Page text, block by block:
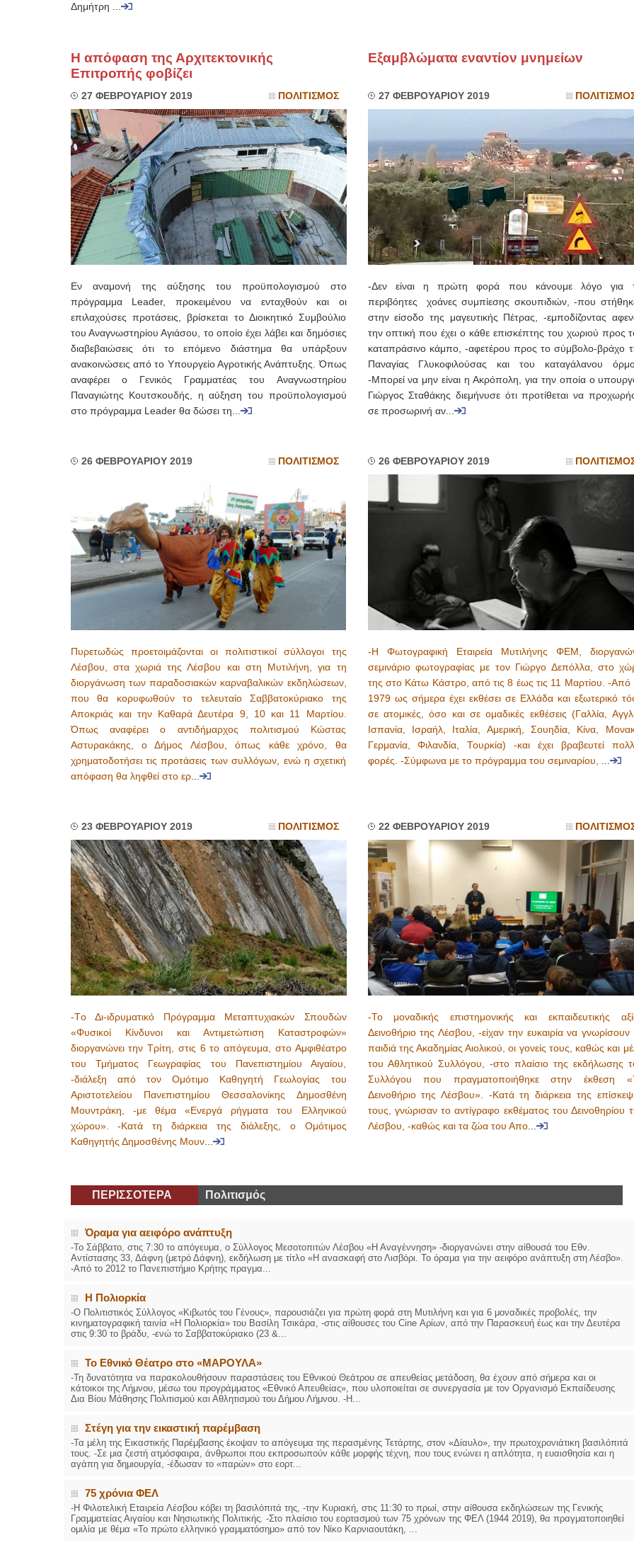
Δημήτρη ...
Η απόφαση της Αρχιτεκτονικής
Επιτροπής φοβίζει
27 ΦΕΒΡΟΥΑΡΙΟΥ 2019 ΠΟΛΙΤΙΣΜΟΣ
Εν αναμονή της αύξησης του προϋπολογισμού στο
πρόγραμμα Leader, προκειμένου να ενταχθούν και οι
επιλαχούσες προτάσεις, βρίσκεται το Διοικητικό Συμβούλιο
του Αναγνωστηρίου Αγιάσου, το οποίο έχει λάβει και δημόσιες
διαβεβαιώσεις ότι το επόμενο διάστημα θα υπάρξουν
ανακοινώσεις από το Υπουργείο Αγροτικής Ανάπτυξης. Όπως
αναφέρει ο Γενικός Γραμματέας του Αναγνωστηρίου
Παναγιώτης Κουτσκουδής, η αύξηση του προϋπολογισμού
στο πρόγραμμα Leader θα δώσει τη...
Εξαμβλώματα εναντίον μνημείων
27 ΦΕΒΡΟΥΑΡΙΟΥ 2019
-Δεν είναι η πρώτη φορά που κάνουμε λόγο για
περιβόητες χοάνες συμπίεσης σκουπιδιών, -που
στην είσοδο της μαγευτικής Πέτρας, -εμποδίζοντας
την οπτική που έχει ο κάθε επισκέπτης του χωριού προς
καταπράσινο κάμπο, -αφετέρου προς το σύμβολο-βράχο
Παναγίας Γλυκοφιλούσας και του καταγάλανου
-Μπορεί να μην είναι η Ακρόπολη, για την οποία ο
Γιώργος Σταθάκης διεμήνυσε ότι προτίθεται να
σε προσωρινή αν...
26 ΦΕΒΡΟΥΑΡΙΟΥ 2019 ΠΟΛΙΤΙΣΜΟΣ
Πυρετωδώς προετοιμάζονται οι πολιτιστικοί σύλλογοι της
Λέσβου, στα χωριά της Λέσβου και στη Μυτιλήνη, για τη
διοργάνωση των παραδοσιακών καρναβαλικών εκδηλώσεων,
που θα κορυφωθούν το τελευταίο Σαββατοκύριακο της
Αποκριάς και την Καθαρά Δευτέρα 9, 10 και 11 Μαρτίου.
Όπως αναφέρει ο αντιδήμαρχος πολιτισμού Κώστας
Αστυρακάκης, ο Δήμος Λέσβου, όπως κάθε χρόνο, θα
χρηματοδοτήσει τις προτάσεις των συλλόγων, ενώ η σχετική
απόφαση θα ληφθεί στο ερ...
26 ΦΕΒΡΟΥΑΡΙΟΥ 2019
-Η Φωτογραφική Εταιρεία Μυτιλήνης ΦΕΜ,
σεμινάριο φωτογραφίας με τον Γιώργο Δεπόλλα, στο
της στο Κάτω Κάστρο, από τις 8 έως τις 11 Μαρτίου. -Από
1979 ως σήμερα έχει εκθέσει σε Ελλάδα και εξωτερικό
σε ατομικές, όσο και σε ομαδικές εκθέσεις (Γαλλία,
Ισπανία, Ισραήλ, Ιταλία, Αμερική, Σουηδία, Κίνα,
Γερμανία, Φιλανδία, Τουρκία) -και έχει βραβευτεί
φορές. -Σύμφωνα με το πρόγραμμα του σεμιναρίου, ...
23 ΦΕΒΡΟΥΑΡΙΟΥ 2019 ΠΟΛΙΤΙΣΜΟΣ
-Tο Δι-ιδρυματικό Πρόγραμμα Μεταπτυχιακών Σπουδών
«Φυσικοί Κίνδυνοι και Αντιμετώπιση Καταστροφών»
διοργανώνει την Τρίτη, στις 6 το απόγευμα, στο Αμφιθέατρο
του Τμήματος Γεωγραφίας του Πανεπιστημίου Αιγαίου,
-διάλεξη από τον Ομότιμο Καθηγητή Γεωλογίας του
Αριστοτελείου Πανεπιστημίου Θεσσαλονίκης Δημοσθένη
Μουντράκη, -με θέμα «Ενεργά ρήγματα του Ελληνικού
χώρου». -Κατά τη διάρκεια της διάλεξης, ο Ομότιμος
Καθηγητής Δημοσθένης Μουν...
22 ΦΕΒΡΟΥΑΡΙΟΥ 2019
-Το μοναδικής επιστημονικής και εκπαιδευτικής
Δεινοθήριο της Λέσβου, -είχαν την ευκαιρία να γνωρίσουν
παιδιά της Ακαδημίας Αιολικού, οι γονείς τους, καθώς και
του Αθλητικού Συλλόγου, -στο πλαίσιο της εκδήλωσης
Συλλόγου που πραγματοποιήθηκε στην έκθεση
Δεινοθήριο της Λέσβου». -Κατά τη διάρκεια της
τους, γνώρισαν το αντίγραφο εκθέματος του Δεινοθηρίου
Λέσβου, -καθώς και τα ζώα του Απο...
ΠΕΡΙΣΣΟΤΕΡΑ Πολιτισμός
Όραμα για αειφόρο ανάπτυξη
-Το Σάββατο, στις 7:30 το απόγευμα, ο Σύλλογος Μεσοτοπιτών Λέσβου «Η Αναγέννηση» -διοργανώνει στην αίθουσά του Εθν.
Αντίστασης 33, Δάφνη (μετρό Δάφνη), εκδήλωση με τίτλο «Η ανασκαφή στο Λισβόρι. Το όραμα για την αειφόρο ανάπτυξη στη Λέσβο».
-Από το 2012 το Πανεπιστήμιο Κρήτης πραγμα...
Η Πολιορκία
-Ο Πολιτιστικός Σύλλογος «Κιβωτός του Γένους», παρουσιάζει για πρώτη φορά στη Μυτιλήνη και για 6 μοναδικές προβολές, την
κινηματογραφική ταινία «Η Πολιορκία» του Βασίλη Τσικάρα, -στις αίθουσες του Cine Αρίων, από την Παρασκευή έως και την Δευτέρα
στις 9:30 το βράδυ, -ενώ το Σαββατοκύριακο (23 &...
Το Εθνικό Θέατρο στο «ΜΑΡΟΥΛΑ»
-Τη δυνατότητα να παρακολουθήσουν παραστάσεις του Εθνικού Θεάτρου σε απευθείας μετάδοση, θα έχουν από σήμερα και οι
κάτοικοι της Λήμνου, μέσω του προγράμματος «Εθνικό Απευθείας», που υλοποιείται σε συνεργασία με τον Οργανισμό Εκπαίδευσης
Δια Βίου Μάθησης Πολιτισμού και Αθλητισμού του Δήμου Λήμνου. -Η...
Στέγη για την εικαστική παρέμβαση
-Τα μέλη της Εικαστικής Παρέμβασης έκοψαν το απόγευμα της περασμένης Τετάρτης, στον «Δίαυλο», την πρωτοχρονιάτικη βασιλόπιτά
τους. -Σε μια ζεστή ατμόσφαιρα, άνθρωποι που εκπροσωπούν κάθε μορφής τέχνη, που τους ενώνει η απλότητα, η ευαισθησία και η
αγάπη για δημιουργία, -έδωσαν το «παρών» στο εορτ...
75 χρόνια ΦΕΛ
-Η Φιλοτελική Εταιρεία Λέσβου κόβει τη βασιλόπιτά της, -την Κυριακή, στις 11:30 το πρωί, στην αίθουσα εκδηλώσεων της Γενικής
Γραμματείας Αιγαίου και Νησιωτικής Πολιτικής. -Στο πλαίσιο του εορτασμού των 75 χρόνων της ΦΕΛ (1944 2019), θα πραγματοποιηθεί
ομιλία με θέμα «Το πρώτο ελληνικό γραμματόσημο» από τον Νίκο Καρνιαουτάκη, ...